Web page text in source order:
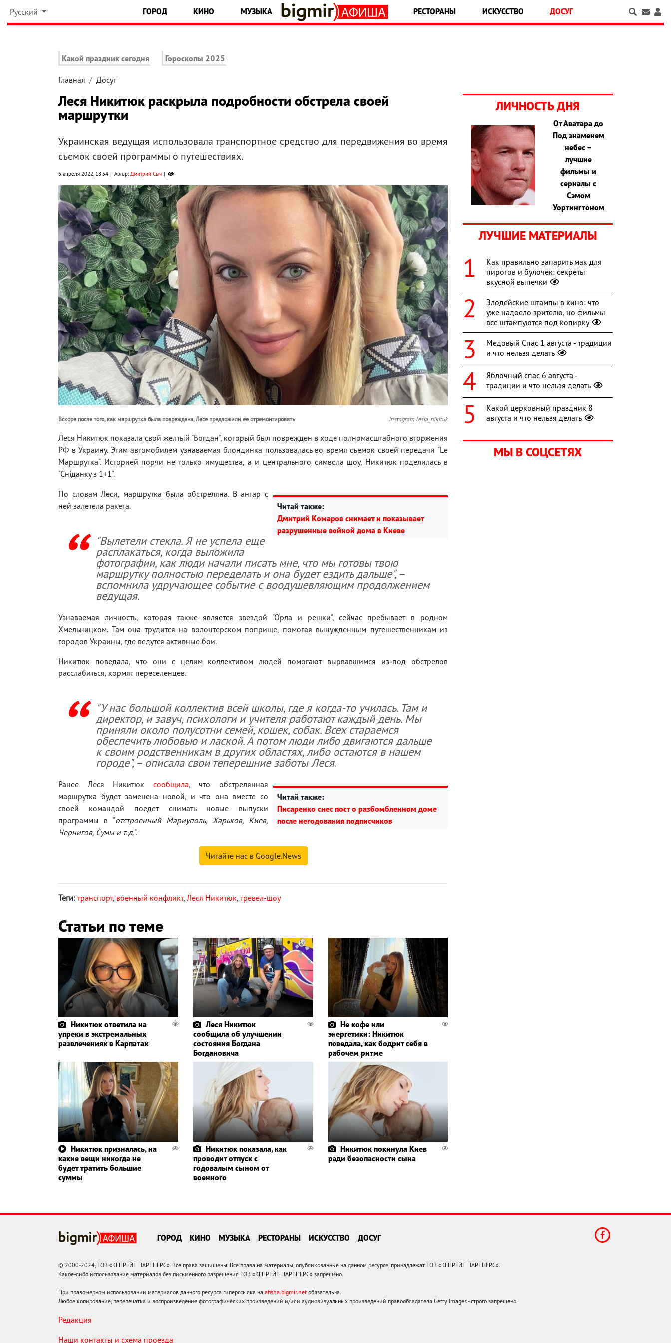
Русский ГОРОД КИНО МУЗЫКА РЕСТОРАНЫ ИСКУССТВО ДОСУГ
Какой праздник сегодня Гороскопы 2025
Главная Досуг
Леся Никитюк раскрыла подробности обстрела своей
маршрутки
Украинская ведущая использовала транспортное средство для передвижения во время
съемок своей программы о путешествиях.
5 апреля 2022, 18:54 Автор:Дмитрий Сыч
Вскоре после того, как маршрутка была повреждена, Лесе предложили ее отремонтировать instagram lesia_nikituk
Леся Никитюк показала свой желтый "Богдан", который был поврежден в ходе полномасштабного вторжения
РФ в Украину. Этим автомобилем узнаваемая блондинка пользовалась во время съемок своей передачи "Lе
Маршрутка". Историей порчи не только имущества, а и центрального символа шоу, Никитюк поделилась в
"Сніданку з 1+1".
Читай также:
Дмитрий Комаров снимает и показывает
разрушенные войной дома в Киеве
По словам Леси, маршрутка была обстреляна. В ангар с
ней залетела ракета.
"Вылетели стекла. Я не успела еще
расплакаться, когда выложила
фотографии, как люди начали писать мне, что мы готовы твою
маршрутку полностью переделать и она будет ездить дальше", –
вспомнила удручающее событие с воодушевляющим продолжением
ведущая.
Узнаваемая личность, которая также является звездой "Орла и решки", сейчас пребывает в родном
Хмельницком. Там она трудится на волонтерском поприще, помогая вынужденным путешественникам из
городов Украины, где ведутся активные бои.
Никитюк поведала, что они с целим коллективом людей помогают вырвавшимся из-под обстрелов
расслабиться, кормят переселенцев.
"У нас большой коллектив всей школы, где я когда-то училась. Там и
директор, и завуч, психологи и учителя работают каждый день. Мы
приняли около полусотни семей, кошек, собак. Всех стараемся
обеспечить любовью и лаской. А потом люди либо двигаются дальше
к своим родственникам в других областях, либо остаются в нашем
городе", – описала свои теперешние заботы Леся.
Читай также:
Писаренко снес пост о разбомбленном доме
после негодования подписчиков
Ранее Леся Никитюк сообщила, что обстрелянная
маршрутка будет заменена новой, и что она вместе со
своей командой поедет снимать новые выпуски
программы в "отстроенный Мариуполь, Харьков, Киев,
Чернигов, Сумы и т. д.".
Читайте нас в Google.News
Теги: транспорт, военный конфликт, Леся Никитюк, тревел-шоу
Статьи по теме
Никитюк ответила на
упреки в экстремальных
развлечениях в Карпатах
Леся Никитюк
сообщила об улучшении
состояния Богдана
Богдановича
Не кофе или
энергетики: Никитюк
поведала, как бодрит себя в
рабочем ритме
Никитюк призналась, на
какие вещи никогда не
будет тратить большие
суммы
Никитюк показала, как
проводит отпуск с
годовалым сыном от
военного
Никитюк покинула Киев
ради безопасности сына
ЛИЧНОСТЬ ДНЯ
От Аватара до
Под знаменем
небес –
лучшие
фильмы и
сериалы с
Сэмом
Уортингтоном
ЛУЧШИЕ МАТЕРИАЛЫ
Как правильно запарить мак для
пирогов и булочек: секреты
вкусной выпечки
Злодейские штампы в кино: что
уже надоело зрителю, но фильмы
все штампуются под копирку
Медовый Спас 1 августа - традиции
и что нельзя делать
Яблочный спас 6 августа -
традиции и что нельзя делать
Какой церковный праздник 8
августа и что нельзя делать
МЫ В СОЦСЕТЯХ
ГОРОД КИНО МУЗЫКА РЕСТОРАНЫ ИСКУССТВО ДОСУГ
© 2000-2024, ТОВ «КЕПРЕЙТ ПАРТНЕРС». Все права защищены. Все права на материалы, опубликованные на данном ресурсе, принадлежат ТОВ «КЕПРЕЙТ ПАРТНЕРС».
Какое-либо использование материалов без письменного разрешения ТОВ «КЕПРЕЙТ ПАРТНЕРС» запрещено.
При правомерном использовании материалов данного ресурса гиперссылка на afisha.bigmir.net обязательна.
Любое копирование, перепечатка и воспроизведение фотографических произведений и/или аудиовизуальных произведений правообладателя Getty Images - строго запрещено.
Редакция
Наши контакты и схема проезда